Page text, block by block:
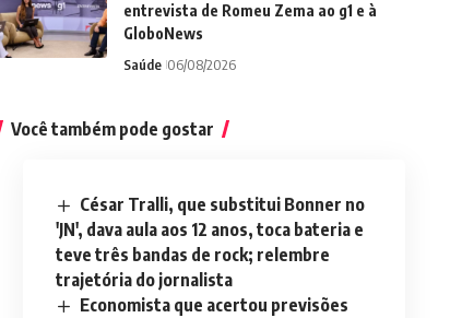
entrevista de Romeu Zema ao g1 e à
GloboNews
Saúde 06/08/2026
Você também pode gostar
César Tralli, que substitui Bonner no
'JN', dava aula aos 12 anos, toca bateria e
teve três bandas de rock; relembre
trajetória do jornalista
Economista que acertou previsões